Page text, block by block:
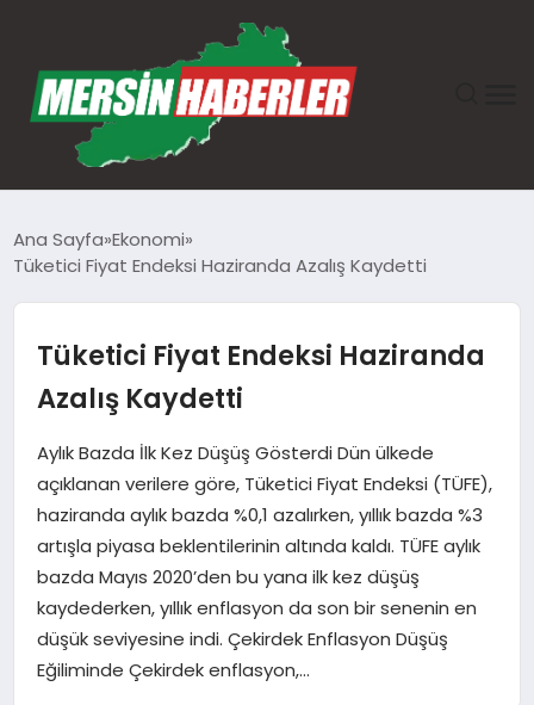
GÜNDEM
EKONOMI
SAĞLIK
TEKNOLOJI
EĞITIM
Ana Sayfa Ekonomi
Tüketici Fiyat Endeksi Haziranda Azalış Kaydetti
Tüketici Fiyat Endeksi Haziranda
Azalış Kaydetti
Aylık Bazda İlk Kez Düşüş Gösterdi Dün ülkede
açıklanan verilere göre, Tüketici Fiyat Endeksi (TÜFE),
haziranda aylık bazda %0,1 azalırken, yıllık bazda %3
artışla piyasa beklentilerinin altında kaldı. TÜFE aylık
bazda Mayıs 2020’den bu yana ilk kez düşüş
kaydederken, yıllık enflasyon da son bir senenin en
düşük seviyesine indi. Çekirdek Enflasyon Düşüş
Eğiliminde Çekirdek enflasyon,…